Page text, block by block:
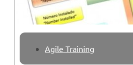
Agile Training